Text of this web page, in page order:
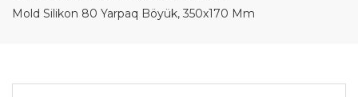
Mold Silikon 80 Yarpaq Böyük, 350х170 Mm